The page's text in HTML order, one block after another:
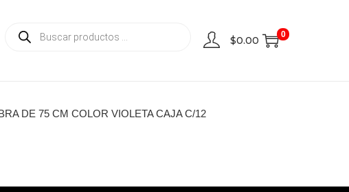
$0.00
0
DE 75 CM COLOR VIOLETA CAJA C/12